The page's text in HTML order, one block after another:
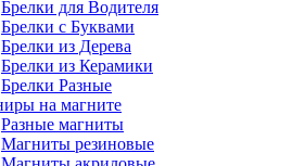
Брелки для Водителя
Брелки с Буквами
Брелки из Дерева
Брелки из Керамики
Брелки Разные
на магните
Разные магниты
Магниты резиновые